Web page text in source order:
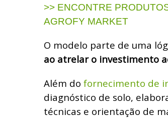
>> ENCONTRE
AGROFY MARKET
O modelo parte de uma
ao atrelar o investimento
Além do fornecimento de
diagnóstico de solo,
técnicas e orientação de